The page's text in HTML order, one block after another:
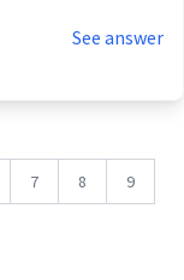
See answer
7 8 9